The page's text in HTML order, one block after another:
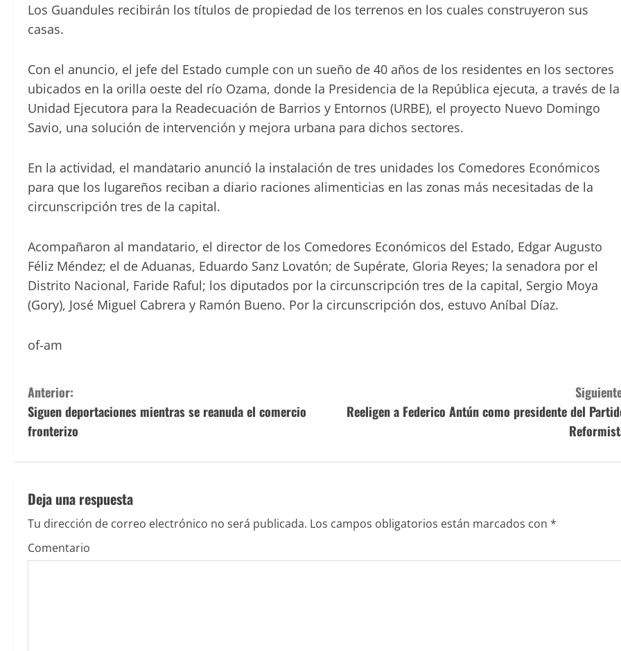
Los Guandules recibirán los títulos de propiedad de los terrenos en los cuales construyeron sus
casas.
Con el anuncio, el jefe del Estado cumple con un sueño de 40 años de los residentes en los sectores
ubicados en la orilla oeste del río Ozama, donde la Presidencia de la República ejecuta, a través de la
Unidad Ejecutora para la Readecuación de Barrios y Entornos (URBE), el proyecto Nuevo Domingo
Savio, una solución de intervención y mejora urbana para dichos sectores.
En la actividad, el mandatario anunció la instalación de tres unidades los Comedores Económicos
para que los lugareños reciban a diario raciones alimenticias en las zonas más necesitadas de la
circunscripción tres de la capital.
Acompañaron al mandatario, el director de los Comedores Económicos del Estado, Edgar Augusto
Féliz Méndez; el de Aduanas, Eduardo Sanz Lovatón; de Supérate, Gloria Reyes; la senadora por el
Distrito Nacional, Faride Raful; los diputados por la circunscripción tres de la capital, Sergio Moya
(Gory), José Miguel Cabrera y Ramón Bueno. Por la circunscripción dos, estuvo Aníbal Díaz.
of-am
S
i
e
l
e
Anterior:
Siguen deportaciones mientras se reanuda el comercio
fronterizo
Reeligen a Federico Antún como presidente del
Deja una respuesta
Tu dirección de correo electrónico no será publicada. Los campos obligatorios están marcados con *
Comentario